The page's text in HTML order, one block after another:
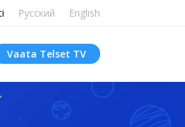
Русский English
Vaata Telset TV